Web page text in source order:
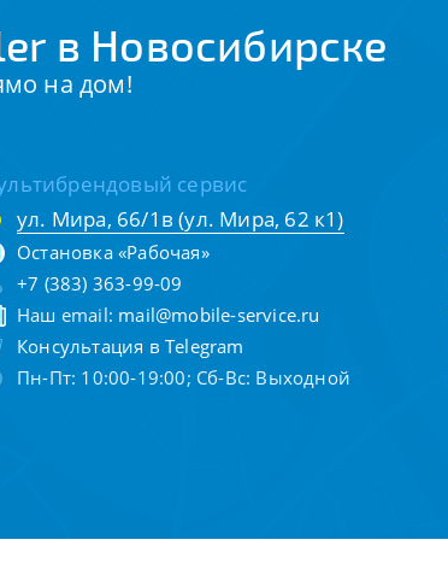
в Новосибирске
на дом!
сервис
ул. Мира, 66/1в (ул. Мира, 62 к1)
Остановка «Рабочая»
+7 (383) 363-99-09
Наш email: mail@mobile-service.ru
Консультация в Telegram
Пн-Пт: 10:00-19:00; Сб-Вс: Выходной